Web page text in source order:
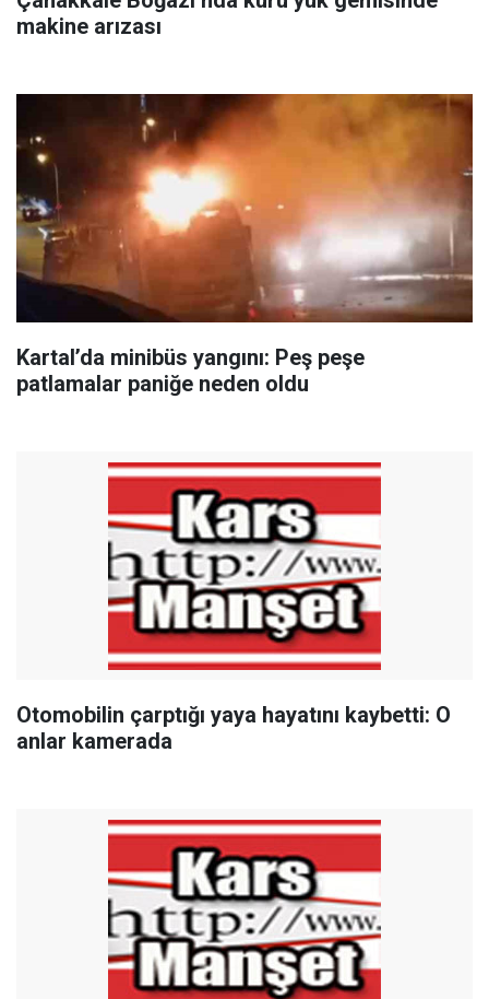
makine arızası
Kartal’da minibüs yangını: Peş peşe
patlamalar paniğe neden oldu
Otomobilin çarptığı yaya hayatını kaybetti: O
anlar kamerada